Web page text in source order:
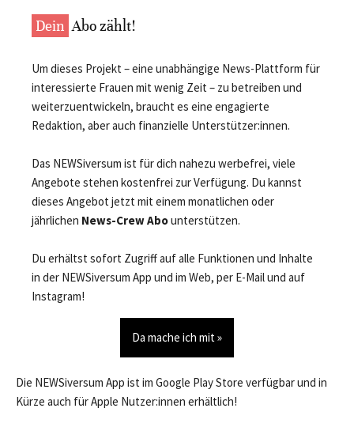
Dein Abo zählt!
Um dieses Projekt – eine unabhängige News-Plattform für
interessierte Frauen mit wenig Zeit – zu betreiben und
weiterzuentwickeln, braucht es eine engagierte
Redaktion, aber auch finanzielle Unterstützer:innen.
Das NEWSiversum ist für dich nahezu werbefrei, viele
Angebote stehen kostenfrei zur Verfügung. Du kannst
dieses Angebot jetzt mit einem monatlichen oder
jährlichen News-Crew Abounterstützen.
Du erhältst sofort Zugriff auf alle Funktionen und Inhalte
in der NEWSiversum App und im Web, per E-Mail und auf
Instagram!
Da mache ich mit »
Die NEWSiversum App ist im Google Play Store verfügbar und in
Kürze auch für Apple Nutzer:innen erhältlich!